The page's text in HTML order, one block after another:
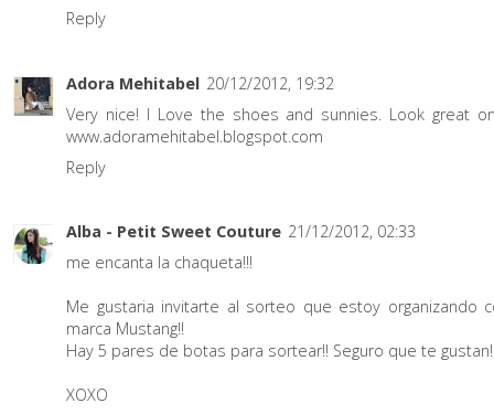
Reply
Adora Mehitabel 20/12/2012, 19:32
Very nice! I Love the shoes and sunnies. Look great
www.adoramehitabel.blogspot.com
Reply
Alba - Petit Sweet Couture 21/12/2012, 02:33
me encanta la chaqueta!!!
Me gustaria invitarte al sorteo que estoy organizando
marca Mustang!!
Hay 5 pares de botas para sortear!! Seguro que te gustan!
XOXO